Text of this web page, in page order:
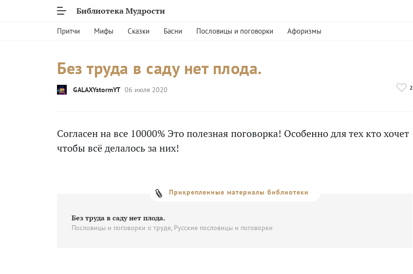
Библиотека Мудрости
Притчи Мифы Сказки Басни Пословицы и поговорки Афоризмы
Без труда в саду нет плода.
GALAXYstormYT 06 июля 2020 2
Согласен на все 10000% Это полезная поговорка! Особенно для тех кто хочет
чтобы всё делалось за них!
Прикрепленные материалы библиотеки
Без труда в саду нет плода.
Пословицы и поговорки о труде, Русские пословицы и поговорки